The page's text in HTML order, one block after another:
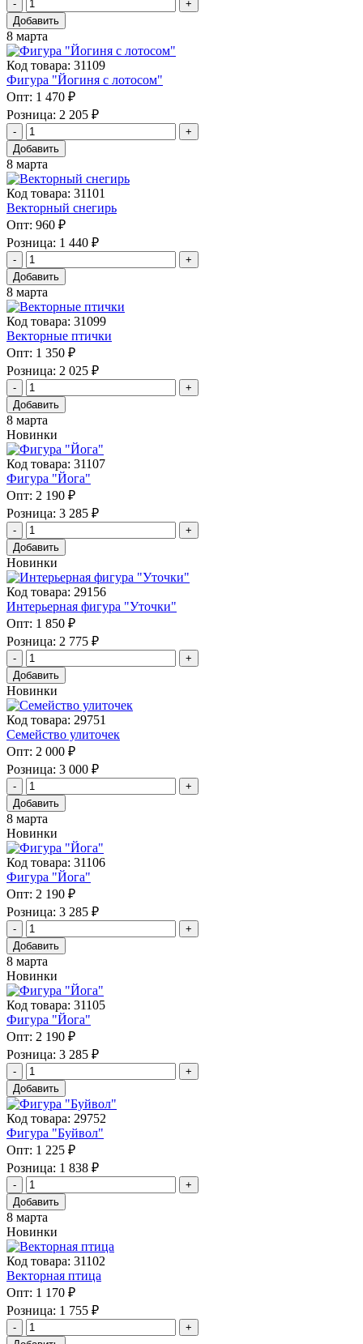
Добавить
8 марта
Код товара: 31109
Фигура "Йогиня с лотосом"
Опт: 1 470 ₽
Розница: 2 205 ₽
Добавить
8 марта
Код товара: 31101
Векторный снегирь
Опт: 960 ₽
Розница: 1 440 ₽
Добавить
8 марта
Код товара: 31099
Векторные птички
Опт: 1 350 ₽
Розница: 2 025 ₽
Добавить
8 марта
Новинки
Код товара: 31107
Фигура "Йога"
Опт: 2 190 ₽
Розница: 3 285 ₽
Добавить
Новинки
Код товара: 29156
Интерьерная фигура "Уточки"
Опт: 1 850 ₽
Розница: 2 775 ₽
Добавить
Новинки
Код товара: 29751
Семейство улиточек
Опт: 2 000 ₽
Розница: 3 000 ₽
Добавить
8 марта
Новинки
Код товара: 31106
Фигура "Йога"
Опт: 2 190 ₽
Розница: 3 285 ₽
Добавить
8 марта
Новинки
Код товара: 31105
Фигура "Йога"
Опт: 2 190 ₽
Розница: 3 285 ₽
Добавить
Код товара: 29752
Фигура "Буйвол"
Опт: 1 225 ₽
Розница: 1 838 ₽
Добавить
8 марта
Новинки
Код товара: 31102
Векторная птица
Опт: 1 170 ₽
Розница: 1 755 ₽